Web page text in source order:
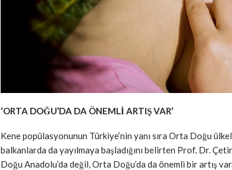
‘ORTA DOĞU’DA DA ÖNEMLİ ARTIŞ VAR’
Kene popülasyonunun Türkiye’nin yanı sıra Orta Doğu
balkanlarda da yayılmaya başladığını belirten Prof. Dr.
Doğu Anadolu’da değil, Orta Doğu’da da önemli bir artış